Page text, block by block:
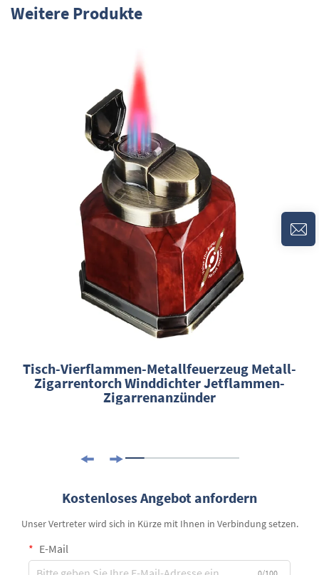
Weitere Produkte
Tisch-Vierflammen-Metallfeuerzeug Metall-
Zigarrentorch Winddichter Jetflammen-
Zigarrenanzünder
Kostenloses Angebot anfordern
Unser Vertreter wird sich in Kürze mit Ihnen in Verbindung setzen.
E-Mail